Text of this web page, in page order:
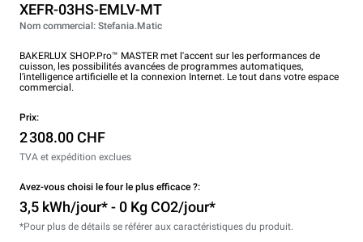
XEFR-03HS-EMLV-MT
Nom commercial: Stefania.Matic
BAKERLUX SHOP.Pro™ MASTER met l'accent sur les performances de
cuisson, les possibilités avancées de programmes automatiques,
l’intelligence artificielle et la connexion Internet. Le tout dans votre espace
commercial.
Prix:
2 308.00 CHF
TVA et expédition exclues
Avez-vous choisi le four le plus efficace ?:
3,5 kWh/jour* - 0 Kg CO2/jour*
*Pour plus de détails se référer aux caractéristiques du produit.